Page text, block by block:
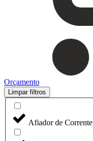
Orçamento
Limpar filtros
Afiador de Corrente